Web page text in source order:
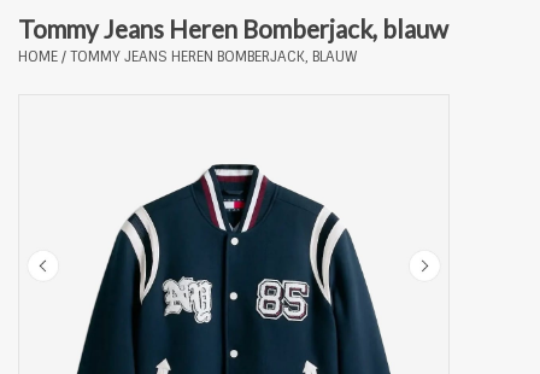
Merken
Tommy Jeans Heren Bomberjack, blauw
HOME/TOMMY JEANS HEREN BOMBERJACK, BLAUW